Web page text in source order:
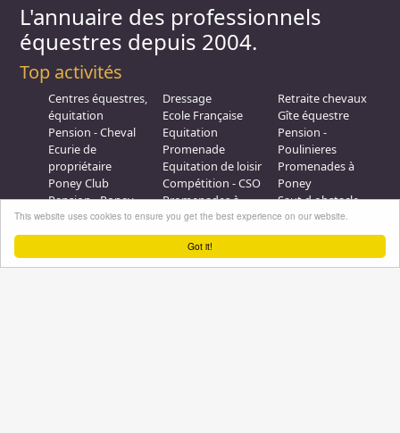
Got it!
This website uses cookies to ensure you get the best experience on our website.
L'annuaire des professionnels
équestres depuis 2004.
Top activités
Centres équestres,
équitation
Pension - Cheval
Ecurie de
propriétaire
Poney Club
Pension - Poney
Débourrage
Elevage
Dressage
Ecole Française
Equitation
Promenade
Equitation de loisir
Compétition - CSO
Promenades à
Cheval
Galops - Equitation
Retraite chevaux
Gîte équestre
Pension -
Poulinieres
Promenades à
Poney
Saut d obstacle
Relais étape
Plus d'infos